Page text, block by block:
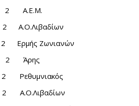
Α.Ε.Μ.
Ζωνιανών
Άρης
Ρεθυμνιακός
Α.Ο.Λιβαδίων